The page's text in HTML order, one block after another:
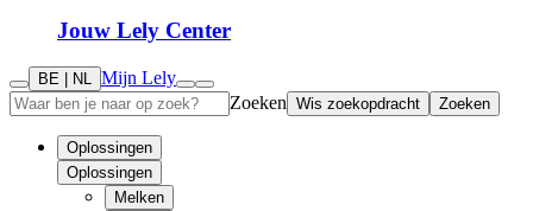
Jouw Lely Center
BE | NL
Mijn Lely
Zoeken Wis zoekopdracht Zoeken
Oplossingen
Oplossingen
Melken